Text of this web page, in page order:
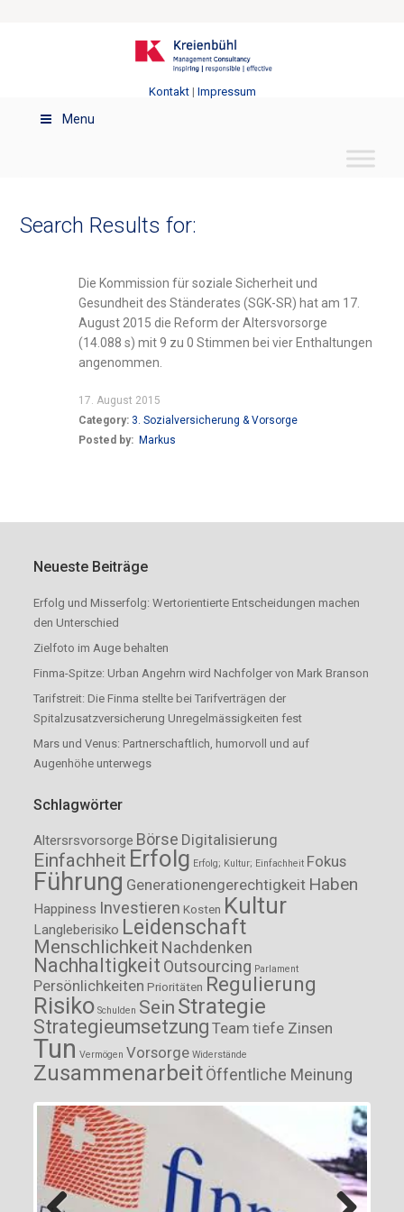
Kontakt| Impressum
Menu
Search Results for:
Die Kommission für soziale Sicherheit und
Gesundheit des Ständerates (SGK-SR) hat am 17.
August 2015 die Reform der Altersvorsorge
(14.088 s) mit 9 zu 0 Stimmen bei vier Enthaltungen
angenommen.
17. August 2015
Category: 3. Sozialversicherung & Vorsorge
Posted by: Markus
Neueste Beiträge
Erfolg und Misserfolg: Wertorientierte Entscheidungen machen
den Unterschied
Zielfoto im Auge behalten
Finma-Spitze: Urban Angehrn wird Nachfolger von Mark Branson
Tarifstreit: Die Finma stellte bei Tarifverträgen der
Spitalzusatzversicherung Unregelmässigkeiten fest
Mars und Venus: Partnerschaftlich, humorvoll und auf
Augenhöhe unterwegs
Schlagwörter
Altersrsvorsorge Börse Digitalisierung
Einfachheit Erfolg Erfolg; Kultur; Einfachheit Fokus
Führung Generationengerechtigkeit Haben
Happiness Investieren Kosten Kultur
Langleberisiko Leidenschaft
Menschlichkeit Nachdenken
Nachhaltigkeit Outsourcing Parlament
Persönlichkeiten Prioritäten Regulierung
Risiko Schulden Sein Strategie
Strategieumsetzung Team tiefe Zinsen
Tun Vermögen Vorsorge Widerstände
ZusammenarbeitÖffentliche Meinung